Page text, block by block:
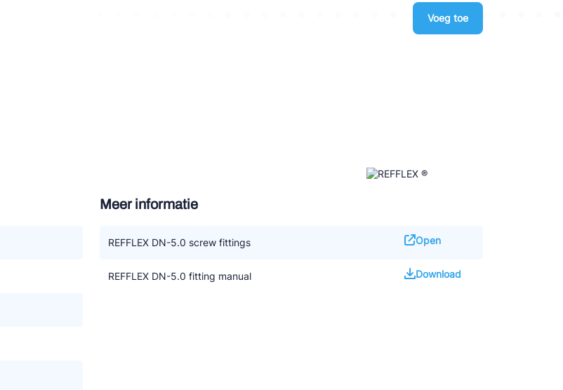
Voeg toe
Meer informatie
REFFLEX DN-5.0 screw fittings Open
REFFLEX DN-5.0 fitting manual Download